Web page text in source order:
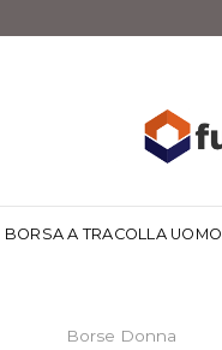
BORSA A TRACOLLA UOMO
Borse Donna